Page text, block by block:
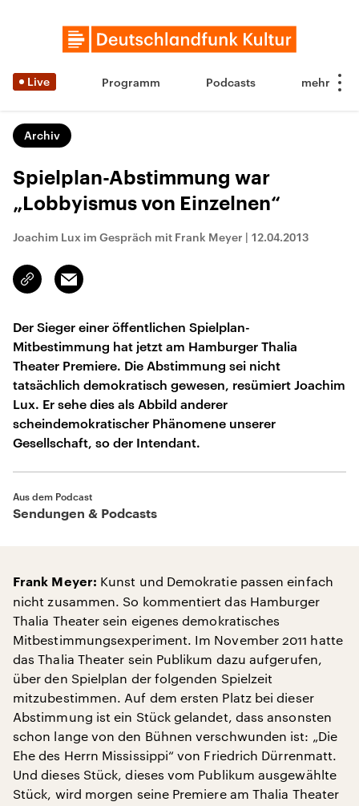
Live Programm Podcasts
Archiv
Spielplan-Abstimmung war
„Lobbyismus von Einzelnen“
Joachim Lux im Gespräch mit Frank Meyer | 12.04.2013
Link
kopieren/teilen
Email
Der Sieger einer öffentlichen Spielplan-
Mitbestimmung hat jetzt am Hamburger Thalia
Theater Premiere. Die Abstimmung sei nicht
tatsächlich demokratisch gewesen, resümiert Joachim
Lux. Er sehe dies als Abbild anderer
scheindemokratischer Phänomene unserer
Gesellschaft, so der Intendant.
Aus dem Podcast
Sendungen & Podcasts
Frank Meyer: Kunst und Demokratie passen einfach
nicht zusammen. So kommentiert das Hamburger
Thalia Theater sein eigenes demokratisches
Mitbestimmungsexperiment. Im November 2011 hatte
das Thalia Theater sein Publikum dazu aufgerufen,
über den Spielplan der folgenden Spielzeit
mitzubestimmen. Auf dem ersten Platz bei dieser
Abstimmung ist ein Stück gelandet, dass ansonsten
schon lange von den Bühnen verschwunden ist: „Die
Ehe des Herrn Mississippi“ von Friedrich Dürrenmatt.
Und dieses Stück, dieses vom Publikum ausgewählte
Stück, wird morgen seine Premiere am Thalia Theater